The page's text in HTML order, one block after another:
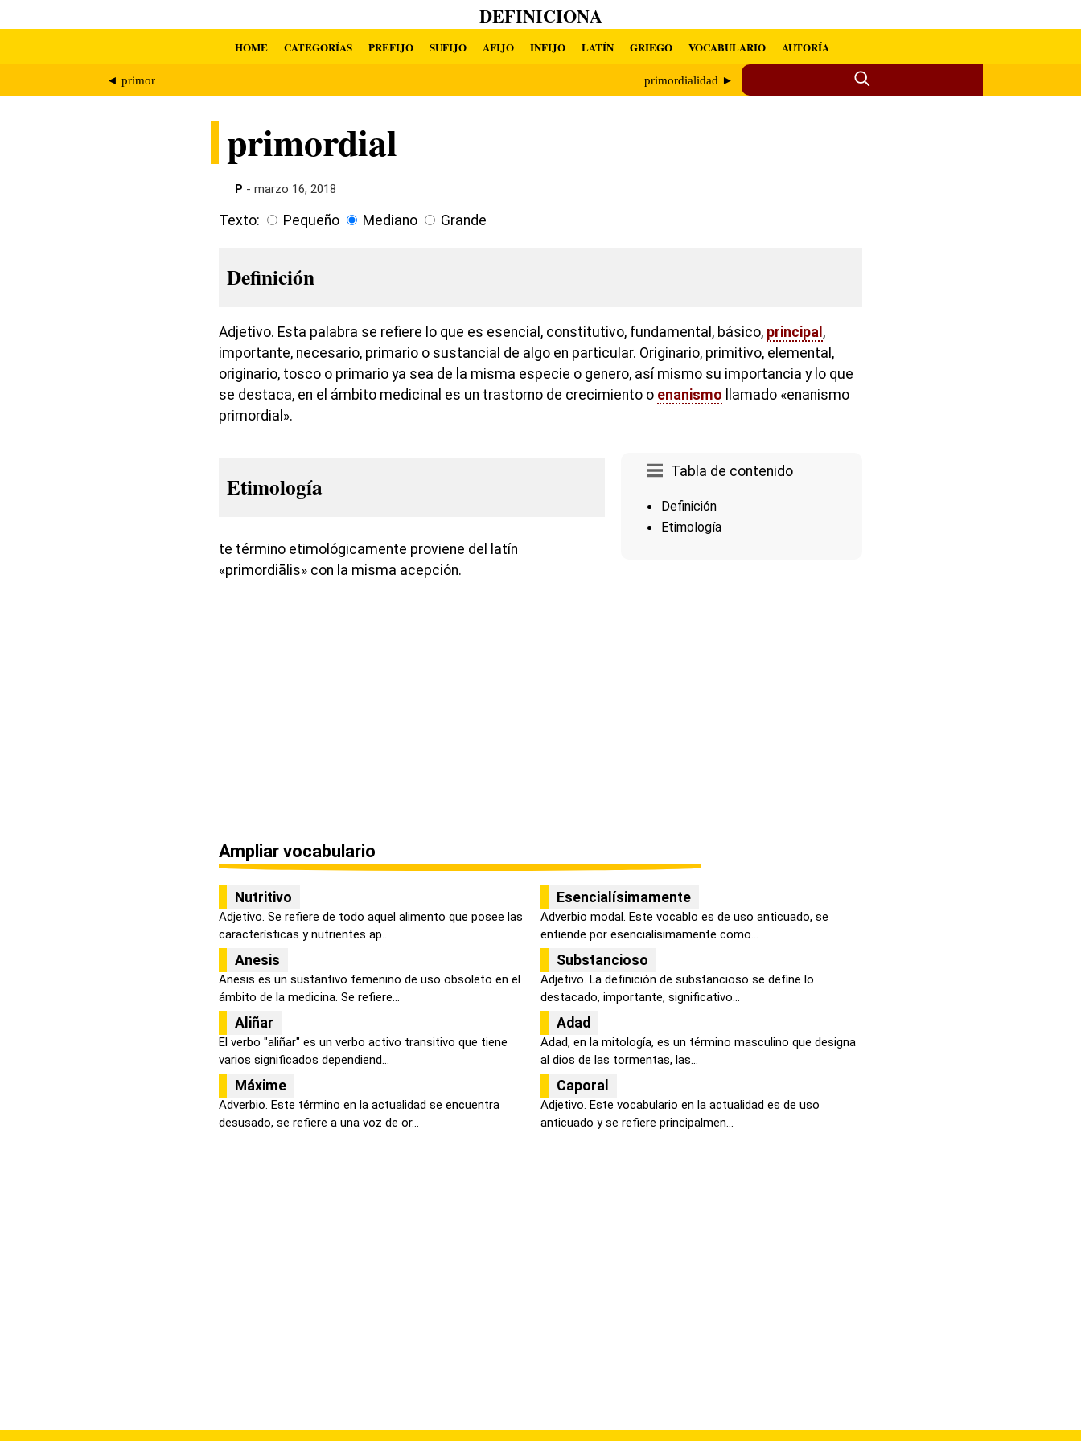
DEFINICIONA
HOME CATEGORÍAS PREFIJO SUFIJO AFIJO INFIJO LATÍN GRIEGO VOCABULARIO AUTORÍA
◄ primor primordialidad ►
primordial
P - marzo 16, 2018
Texto: Pequeño Mediano Grande
Definición
Adjetivo. Esta palabra se refiere lo que es esencial, constitutivo, fundamental, básico, principal ,
importante, necesario, primario o sustancial de algo en particular. Originario, primitivo, elemental,
originario, tosco o primario ya sea de la misma especie o genero, así mismo su importancia y lo que
se destaca, en el ámbito medicinal es un trastorno de crecimiento o enanismo llamado «enanismo
primordial».
Tabla de contenido
Definición
Etimología
Etimología
te término etimológicamente proviene del latín
«primordiālis» con la misma acepción.
Ampliar vocabulario
Nutritivo
Adjetivo. Se refiere de todo aquel alimento que posee las
características y nutrientes ap...
Esencialísimamente
Adverbio modal. Este vocablo es de uso anticuado, se
entiende por esencialísimamente como...
Anesis
Anesis es un sustantivo femenino de uso obsoleto en el
ámbito de la medicina. Se refiere...
Substancioso
Adjetivo. La definición de substancioso se define lo
destacado, importante, significativo...
Aliñar
El verbo "aliñar" es un verbo activo transitivo que tiene
varios significados dependiend...
Adad
Adad, en la mitología, es un término masculino que designa
al dios de las tormentas, las...
Máxime
Adverbio. Este término en la actualidad se encuentra
desusado, se refiere a una voz de or...
Caporal
Adjetivo. Este vocabulario en la actualidad es de uso
anticuado y se refiere principalmen...